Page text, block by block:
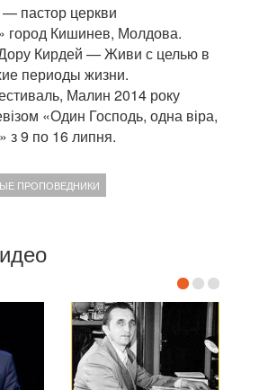
пастор церкви
город Кишинев, Молдова.
Кирдей — Живи с целью в
периоды жизни.
Малин 2014 року
«Один Господь, одна віра,
з 9 по 16 липня.
ПРОПОВЕДНИКИ